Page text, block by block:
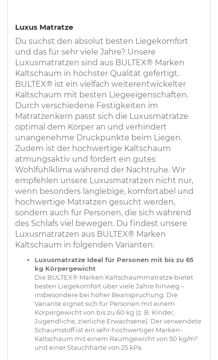
Luxus Matratze
Du suchst den absolut besten Liegekomfort
und das für sehr viele Jahre? Unsere
Luxusmatratzen sind aus BULTEX® Marken
Kaltschaum in höchster Qualität gefertigt.
BULTEX® ist ein vielfach weiterentwickelter
Kaltschaum mit besten Liegeeigenschaften.
Durch verschiedene Festigkeiten im
Matratzenkern passt sich die Luxusmatratze
optimal dem Körper an und verhindert
unangenehme Druckpunkte beim Liegen.
Zudem ist der hochwertige Kaltschaum
atmungsaktiv und fördert ein gutes
Wohlfühlklima während der Nachtruhe. Wir
empfehlen unsere Luxusmatratzen nicht nur,
wenn besonders langlebige, komfortabel und
hochwertige Matratzen gesucht werden,
sondern auch für Personen, die sich während
des Schlafs viel bewegen. Du findest unsere
Luxusmatratzen aus BULTEX® Marken
Kaltschaum in folgenden Varianten:
Luxusmatratze Ideal für Personen mit bis zu 65
kg Körpergewicht
Die BULTEX® Marken Kaltschaummatratze bietet
besten Liegekomfort über viele Jahre hinweg –
insbesondere bei hoher Beanspruchung. Die
Variante eignet sich für Personen mit einem
Körpergewicht von bis zu 60 kg (z. B. Kinder,
Jugendliche, zierliche Erwachsene). Der verwendete
Schaumstoff ist ein sehr hochwertiger Marken-
Kaltschaum mit einem Raumgewicht von 50 kg/m²
und einer Stauchhärte von 25 kPa.